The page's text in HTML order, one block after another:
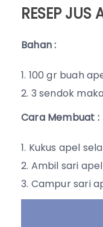
RESEP JUS
Bahan :
100 gr buah
3 sendok
Cara Membuat :
Kukus apel
Ambil sari
Campur sari